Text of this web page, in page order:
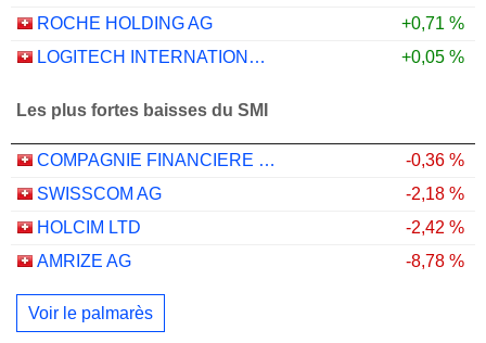
ROCHE HOLDING AG
+0,71 %
LOGITECH INTERNATIONAL S.A.
+0,05 %
Les plus fortes baisses du SMI
COMPAGNIE FINANCIERE RICHEMONT
-0,36 %
SWISSCOM AG
-2,18 %
HOLCIM LTD
-2,42 %
AMRIZE AG
-8,78 %
Voir le palmarès